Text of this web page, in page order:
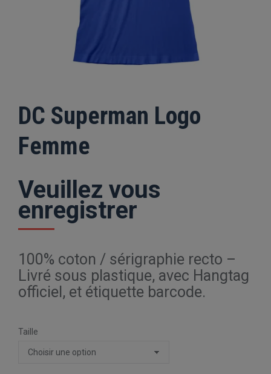
DC Superman Logo
Femme
Veuillez vous
enregistrer
100% coton / sérigraphie recto –
Livré sous plastique, avec Hangtag
officiel, et étiquette barcode.
Taille